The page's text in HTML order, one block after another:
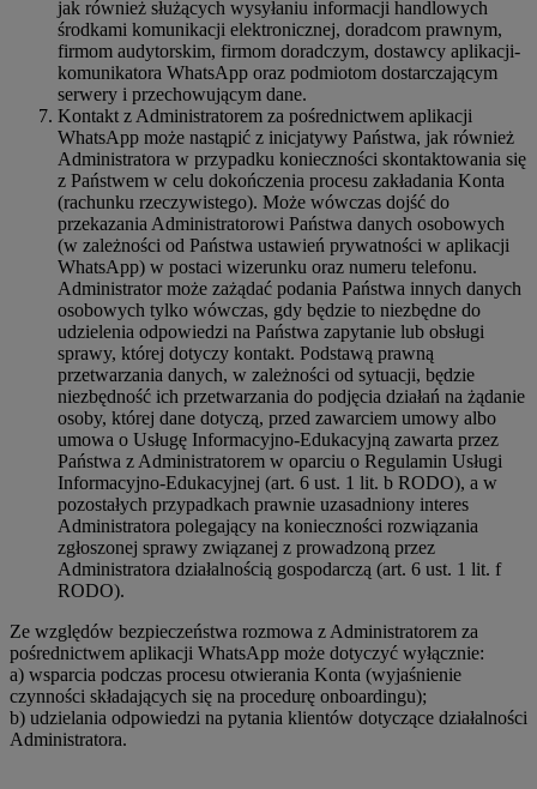
jak również służących wysyłaniu informacji handlowych
środkami komunikacji elektronicznej, doradcom prawnym,
firmom audytorskim, firmom doradczym, dostawcy aplikacji-
komunikatora WhatsApp oraz podmiotom dostarczającym
serwery i przechowującym dane.
Kontakt z Administratorem za pośrednictwem aplikacji
WhatsApp może nastąpić z inicjatywy Państwa, jak również
Administratora w przypadku konieczności skontaktowania się
z Państwem w celu dokończenia procesu zakładania Konta
(rachunku rzeczywistego). Może wówczas dojść do
przekazania Administratorowi Państwa danych osobowych
(w zależności od Państwa ustawień prywatności w aplikacji
WhatsApp) w postaci wizerunku oraz numeru telefonu.
Administrator może zażądać podania Państwa innych danych
osobowych tylko wówczas, gdy będzie to niezbędne do
udzielenia odpowiedzi na Państwa zapytanie lub obsługi
sprawy, której dotyczy kontakt. Podstawą prawną
przetwarzania danych, w zależności od sytuacji, będzie
niezbędność ich przetwarzania do podjęcia działań na żądanie
osoby, której dane dotyczą, przed zawarciem umowy albo
umowa o Usługę Informacyjno-Edukacyjną zawarta przez
Państwa z Administratorem w oparciu o Regulamin Usługi
Informacyjno-Edukacyjnej (art. 6 ust. 1 lit. b RODO), a w
pozostałych przypadkach prawnie uzasadniony interes
Administratora polegający na konieczności rozwiązania
zgłoszonej sprawy związanej z prowadzoną przez
Administratora działalnością gospodarczą (art. 6 ust. 1 lit. f
RODO).
Ze względów bezpieczeństwa rozmowa z Administratorem za
pośrednictwem aplikacji WhatsApp może dotyczyć wyłącznie:
a) wsparcia podczas procesu otwierania Konta (wyjaśnienie
czynności składających się na procedurę onboardingu);
b) udzielania odpowiedzi na pytania klientów dotyczące działalności
Administratora.